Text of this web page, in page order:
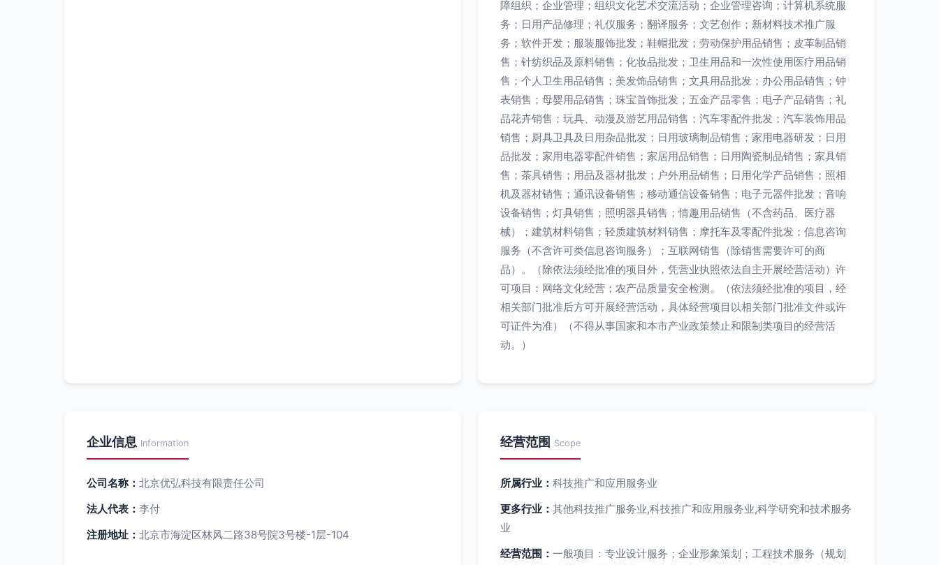
障组织；企业管理；组织文化艺术交流活动；企业管理咨询；计算机系统服
务；日用产品修理；礼仪服务；翻译服务；文艺创作；新材料技术推广服
务；软件开发；服装服饰批发；鞋帽批发；劳动保护用品销售；皮革制品销
售；针纺织品及原料销售；化妆品批发；卫生用品和一次性使用医疗用品销
售；个人卫生用品销售；美发饰品销售；文具用品批发；办公用品销售；钟
表销售；母婴用品销售；珠宝首饰批发；五金产品零售；电子产品销售；礼
品花卉销售；玩具、动漫及游艺用品销售；汽车零配件批发；汽车装饰用品
销售；厨具卫具及日用杂品批发；日用玻璃制品销售；家用电器研发；日用
品批发；家用电器零配件销售；家居用品销售；日用陶瓷制品销售；家具销
售；茶具销售；用品及器材批发；户外用品销售；日用化学产品销售；照相
机及器材销售；通讯设备销售；移动通信设备销售；电子元器件批发；音响
设备销售；灯具销售；照明器具销售；情趣用品销售（不含药品、医疗器
械）；建筑材料销售；轻质建筑材料销售；摩托车及零配件批发；信息咨询
服务（不含许可类信息咨询服务）；互联网销售（除销售需要许可的商
品）。（除依法须经批准的项目外，凭营业执照依法自主开展经营活动）许
可项目：网络文化经营；农产品质量安全检测。（依法须经批准的项目，经
相关部门批准后方可开展经营活动，具体经营项目以相关部门批准文件或许
可证件为准）（不得从事国家和本市产业政策禁止和限制类项目的经营活
动。）
企业信息 Information
公司名称： 北京优弘科技有限责任公司
法人代表： 李付
注册地址： 北京市海淀区林风二路38号院3号楼-1层-104
经营范围 Scope
所属行业： 科技推广和应用服务业
更多行业： 其他科技推广服务业,科技推广和应用服务业,科学研究和技术服务
业
经营范围： 一般项目：专业设计服务；企业形象策划；工程技术服务（规划